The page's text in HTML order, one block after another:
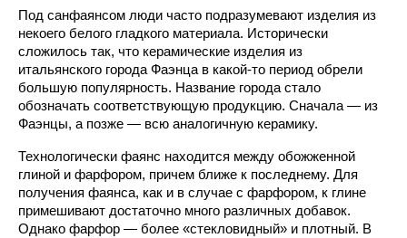
Под санфаянсом люди часто подразумевают изделия из
некоего белого гладкого материала. Исторически
сложилось так, что керамические изделия из
итальянского города Фаэнца в какой-то период обрели
большую популярность. Название города стало
обозначать соответствующую продукцию. Сначала — из
Фаэнцы, а позже — всю аналогичную керамику.
Технологически фаянс находится между обожженной
глиной и фарфором, причем ближе к последнему. Для
получения фаянса, как и в случае с фарфором, к глине
примешивают достаточно много различных добавок.
Однако фарфор — более «стекловидный» и плотный. В